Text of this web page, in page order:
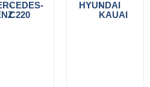
-
C220
HYUNDAI
-
KAUAI